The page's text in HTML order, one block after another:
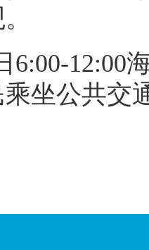
6:00-12:00
坐公共交